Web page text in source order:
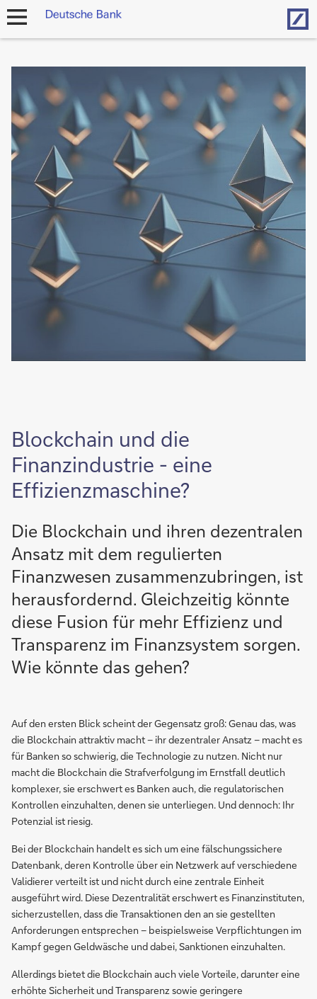
Navigation
Blockchain und die
Finanzindustrie - eine
Effizienzmaschine?
Die Blockchain und ihren dezentralen
Ansatz mit dem regulierten
Finanzwesen zusammenzubringen, ist
herausfordernd. Gleichzeitig könnte
diese Fusion für mehr Effizienz und
Transparenz im Finanzsystem sorgen.
Wie könnte das gehen?
Auf den ersten Blick scheint der Gegensatz groß: Genau das, was
die Blockchain attraktiv macht – ihr dezentraler Ansatz – macht es
für Banken so schwierig, die Technologie zu nutzen. Nicht nur
macht die Blockchain die Strafverfolgung im Ernstfall deutlich
komplexer, sie erschwert es Banken auch, die regulatorischen
Kontrollen einzuhalten, denen sie unterliegen. Und dennoch: Ihr
Potenzial ist riesig.
Bei der Blockchain handelt es sich um eine fälschungssichere
Datenbank, deren Kontrolle über ein Netzwerk auf verschiedene
Validierer verteilt ist und nicht durch eine zentrale Einheit
ausgeführt wird. Diese Dezentralität erschwert es Finanzinstituten,
sicherzustellen, dass die Transaktionen den an sie gestellten
Anforderungen entsprechen – beispielsweise Verpflichtungen im
Kampf gegen Geldwäsche und dabei, Sanktionen einzuhalten.
Allerdings bietet die Blockchain auch viele Vorteile, darunter eine
erhöhte Sicherheit und Transparenz sowie geringere